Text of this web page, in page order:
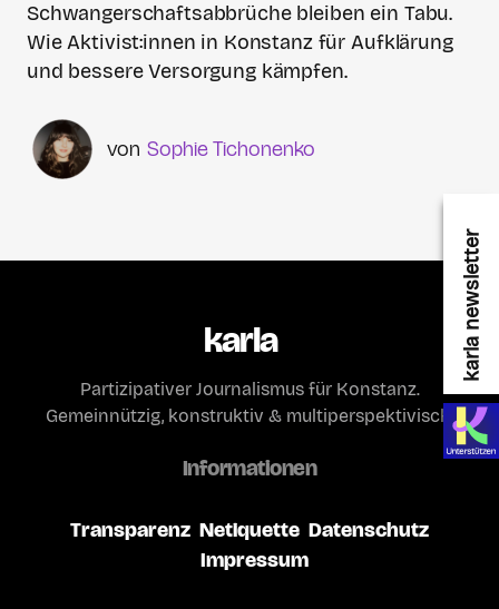
karla newsletter
Schwangerschaftsabbrüche bleiben ein Tabu.
Wie Aktivist:innen in Konstanz für Aufklärung
und bessere Versorgung kämpfen.
Sophie Tichonenko
karla
Partizipativer Journalismus für Konstanz.
Gemeinnützig, konstruktiv & multiperspektivisch.
Informationen
Transparenz Netiquette Datenschutz
Impressum